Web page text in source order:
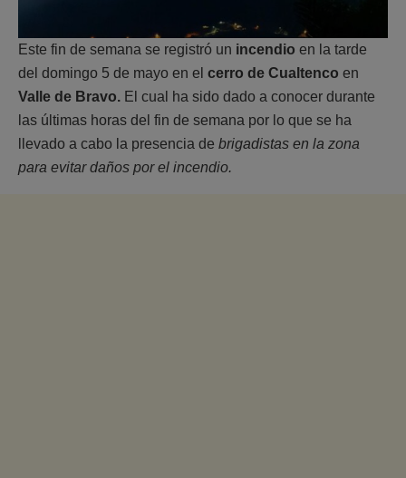
Este fin de semana se registró un incendio en la tarde
del domingo 5 de mayo en el cerro de Cualtenco en
Valle de Bravo. El cual ha sido dado a conocer durante
las últimas horas del fin de semana por lo que se ha
llevado a cabo la presencia de brigadistas en la zona
para evitar daños por el incendio.